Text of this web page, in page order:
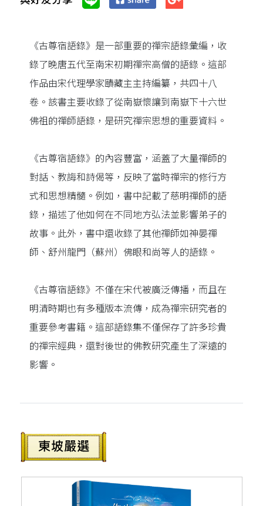
《古尊宿語錄》是一部重要的禪宗語錄彙編，收
錄了晚唐五代至南宋初期禪宗高僧的語錄。這部
作品由宋代理學家賾藏主主持編纂，共四十八
卷。該書主要收錄了從南嶽懷讓到南嶽下十六世
佛祖的禪師語錄，是研究禪宗思想的重要資料。
《古尊宿語錄》的內容豐富，涵蓋了大量禪師的
對話、教誨和詩偈等，反映了當時禪宗的修行方
式和思想精髓。例如，書中記載了慈明禪師的語
錄，描述了他如何在不同地方弘法並影響弟子的
故事。此外，書中還收錄了其他禪師如神晏禪
師、舒州龍門（蘇州）佛眼和尚等人的語錄。
《古尊宿語錄》不僅在宋代被廣泛傳播，而且在
明清時期也有多種版本流傳，成為禪宗研究者的
重要參考書籍。這部語錄集不僅保存了許多珍貴
的禪宗經典，還對後世的佛教研究產生了深遠的
影響。